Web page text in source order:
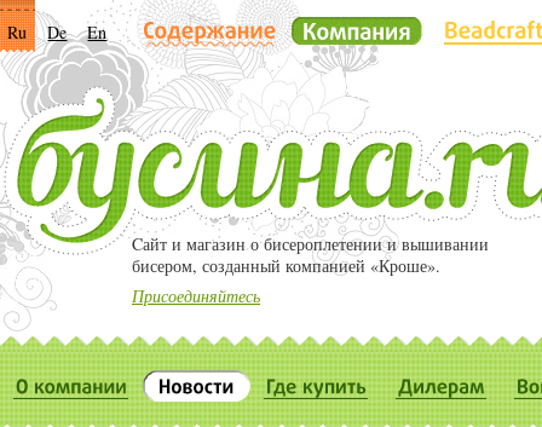
Ru De En
Cайт и магазин о бисероплетении и вышивании
бисером, созданный компанией «Кроше».
Присоединяйтесь